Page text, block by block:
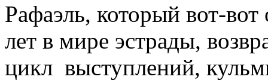
Рафаэль, который вот-
лет в мире эстрады,
цикл выступлений,